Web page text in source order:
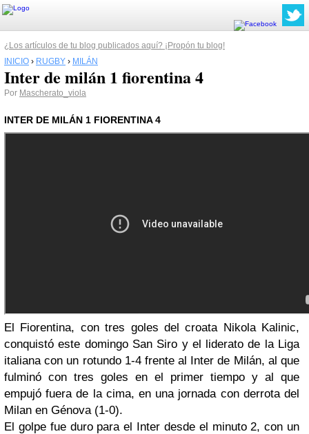
¿Los artículos de tu blog publicados aquí? ¡Propón tu blog!
INICIO › RUGBY › MILÁN
Inter de milán 1 fiorentina 4
Por Mascherato_viola
INTER DE MILÁN 1 FIORENTINA 4
El Fiorentina, con tres goles del croata Nikola Kalinic,
conquistó este domingo San Siro y el liderato de la Liga
italiana con un rotundo 1-4 frente al Inter de Milán, al que
fulminó con tres goles en el primer tiempo y al que
empujó fuera de la cima, en una jornada con derrota del
Milan en Génova (1-0).
El golpe fue duro para el Inter desde el minuto 2, con un